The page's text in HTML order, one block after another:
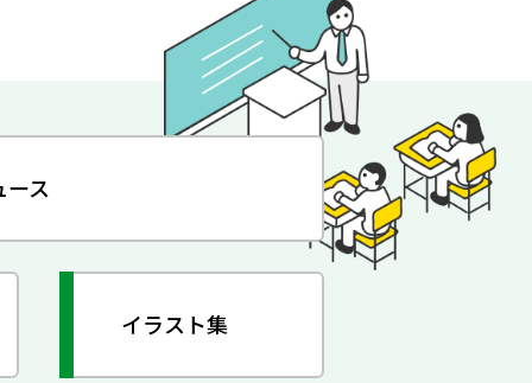
ース
イラスト集